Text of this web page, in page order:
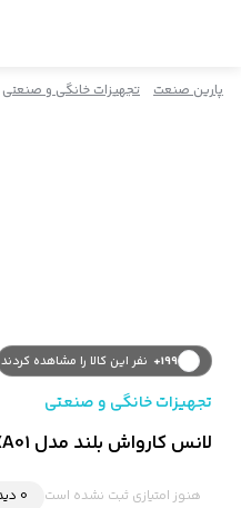
پارین صنعت تجهیزات خانگی و صنعتی
199+ نفر این کالا را مشاهده کردند
تجهیزات خانگی و صنعتی
لانس کارواش بلند مدل WXA01
هنوز امتیازی ثبت نشده است 0 دیدگاه